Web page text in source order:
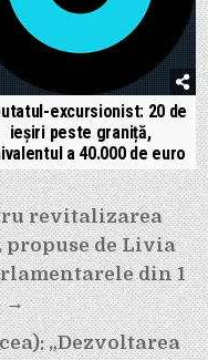
excursionist: 20 de
ieșiri peste graniță,
a 40.000 de euro
revitalizarea
de Livia
din 1
→
„Dezvoltarea